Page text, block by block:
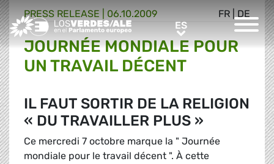
Greens/EFA Home ESES
FR DE
PRESS RELEASE | 06.10.2009
JOURNÉE MONDIALE POUR
UN TRAVAIL DÉCENT
IL FAUT SORTIR DE LA RELIGION
« DU TRAVAILLER PLUS »
Ce mercredi 7 octobre marque la " Journée
mondiale pour le travail décent ". À cette